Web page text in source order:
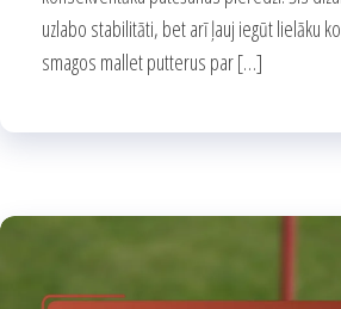
uzlabo stabilitāti, bet arī ļauj iegūt lielāku
smagos mallet putterus par […]